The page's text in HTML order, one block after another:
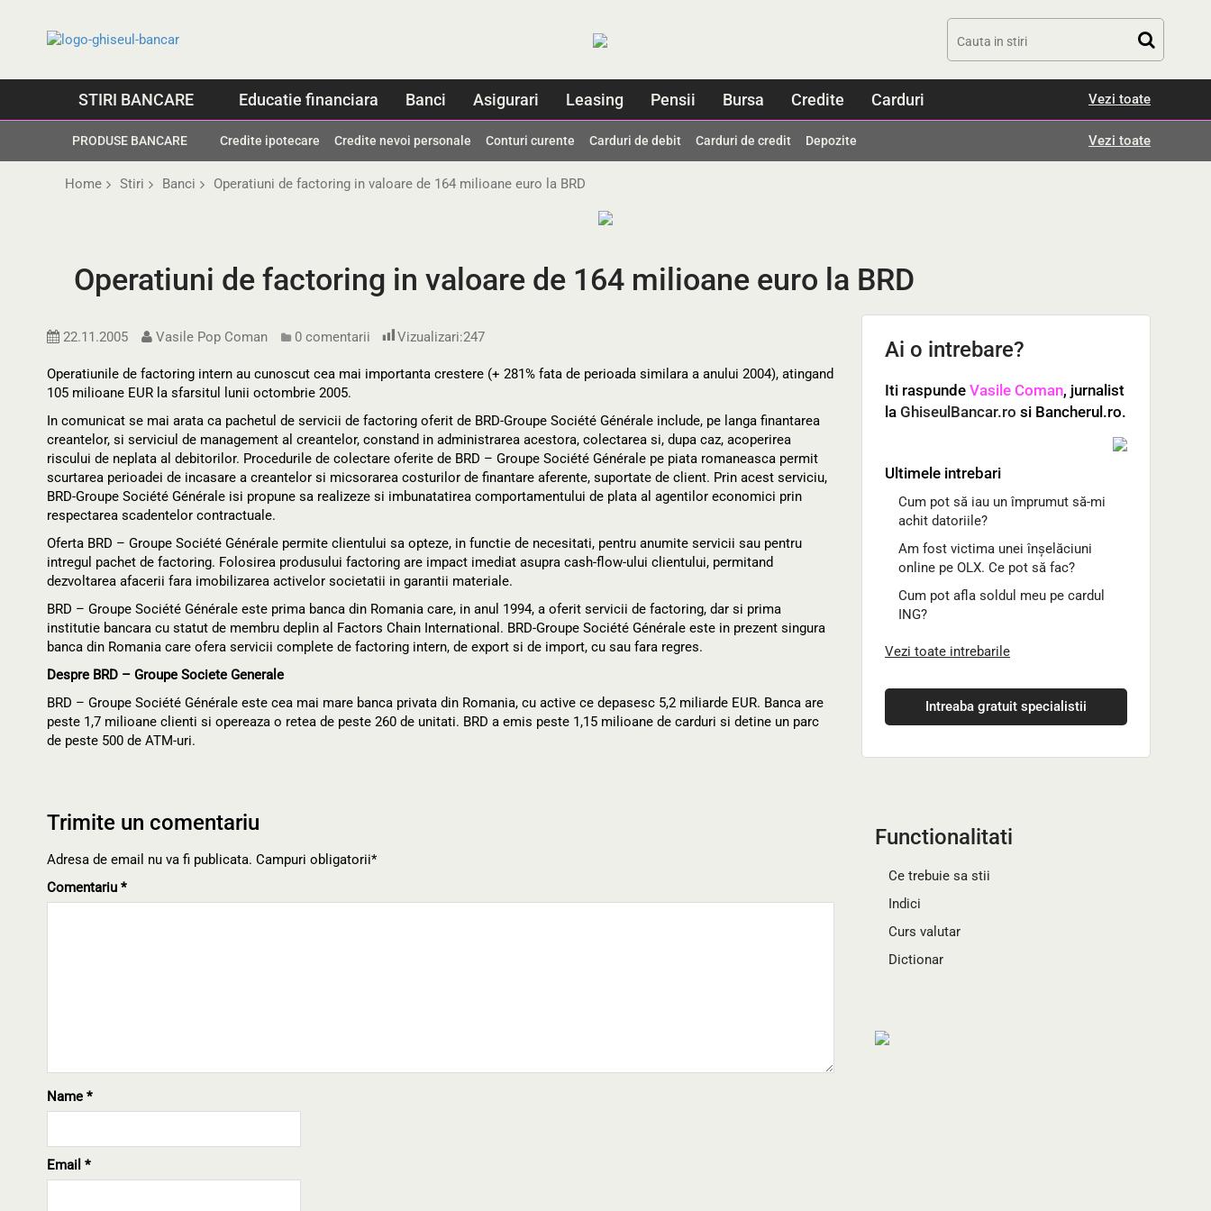
STIRI BANCARE Educatie financiara Banci Asigurari Leasing Pensii Bursa Credite Carduri Vezi toate
PRODUSE BANCARE Credite ipotecare Credite nevoi personale Conturi curente Carduri de debit Carduri de credit Depozite Vezi toate
Home Stiri Banci Operatiuni de factoring in valoare de 164 milioane euro la BRD
Operatiuni de factoring in valoare de 164 milioane euro la BRD
22.11.2005 Vasile Pop Coman 0 comentarii Vizualizari:247
Operatiunile de factoring intern au cunoscut cea mai importanta crestere (+ 281% fata de perioada similara a anului 2004), atingand
105 milioane EUR la sfarsitul lunii octombrie 2005.
In comunicat se mai arata ca pachetul de servicii de factoring oferit de BRD-Groupe Société Générale include, pe langa finantarea
creantelor, si serviciul de management al creantelor, constand in administrarea acestora, colectarea si, dupa caz, acoperirea
riscului de neplata al debitorilor. Procedurile de colectare oferite de BRD – Groupe Société Générale pe piata romaneasca permit
scurtarea perioadei de incasare a creantelor si micsorarea costurilor de finantare aferente, suportate de client. Prin acest serviciu,
BRD-Groupe Société Générale isi propune sa realizeze si imbunatatirea comportamentului de plata al agentilor economici prin
respectarea scadentelor contractuale.
Oferta BRD – Groupe Société Générale permite clientului sa opteze, in functie de necesitati, pentru anumite servicii sau pentru
intregul pachet de factoring. Folosirea produsului factoring are impact imediat asupra cash-flow-ului clientului, permitand
dezvoltarea afacerii fara imobilizarea activelor societatii in garantii materiale.
BRD – Groupe Société Générale este prima banca din Romania care, in anul 1994, a oferit servicii de factoring, dar si prima
institutie bancara cu statut de membru deplin al Factors Chain International. BRD-Groupe Société Générale este in prezent singura
banca din Romania care ofera servicii complete de factoring intern, de export si de import, cu sau fara regres.
Despre BRD – Groupe Societe Generale
BRD – Groupe Société Générale este cea mai mare banca privata din Romania, cu active ce depasesc 5,2 miliarde EUR. Banca are
peste 1,7 milioane clienti si opereaza o retea de peste 260 de unitati. BRD a emis peste 1,15 milioane de carduri si detine un parc
de peste 500 de ATM-uri.
Trimite un comentariu
Adresa de email nu va fi publicata. Campuri obligatorii*
Comentariu *
Name *
Email *
Ai o intrebare?
Iti raspunde Vasile Coman, jurnalist
la GhiseulBancar.ro si Bancherul.ro.
Ultimele intrebari
Cum pot să iau un împrumut să-mi
achit datoriile?
Am fost victima unei înșelăciuni
online pe OLX. Ce pot să fac?
Cum pot afla soldul meu pe cardul
ING?
Vezi toate intrebarile
Intreaba gratuit specialistii
Functionalitati
Ce trebuie sa stii
Indici
Curs valutar
Dictionar